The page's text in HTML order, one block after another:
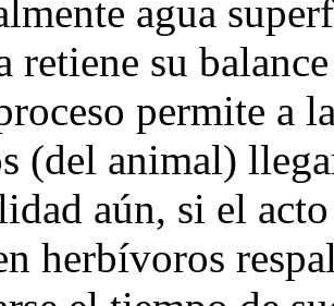
agua
retiene su
permite a
(del animal)
aún, si el
herbívoros